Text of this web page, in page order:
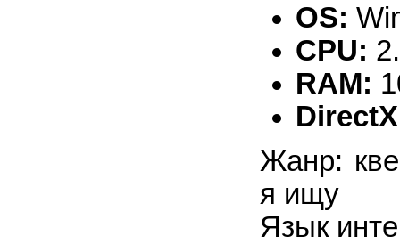
OS:
CPU:
RAM:
Жанр:
я ищу
Язык